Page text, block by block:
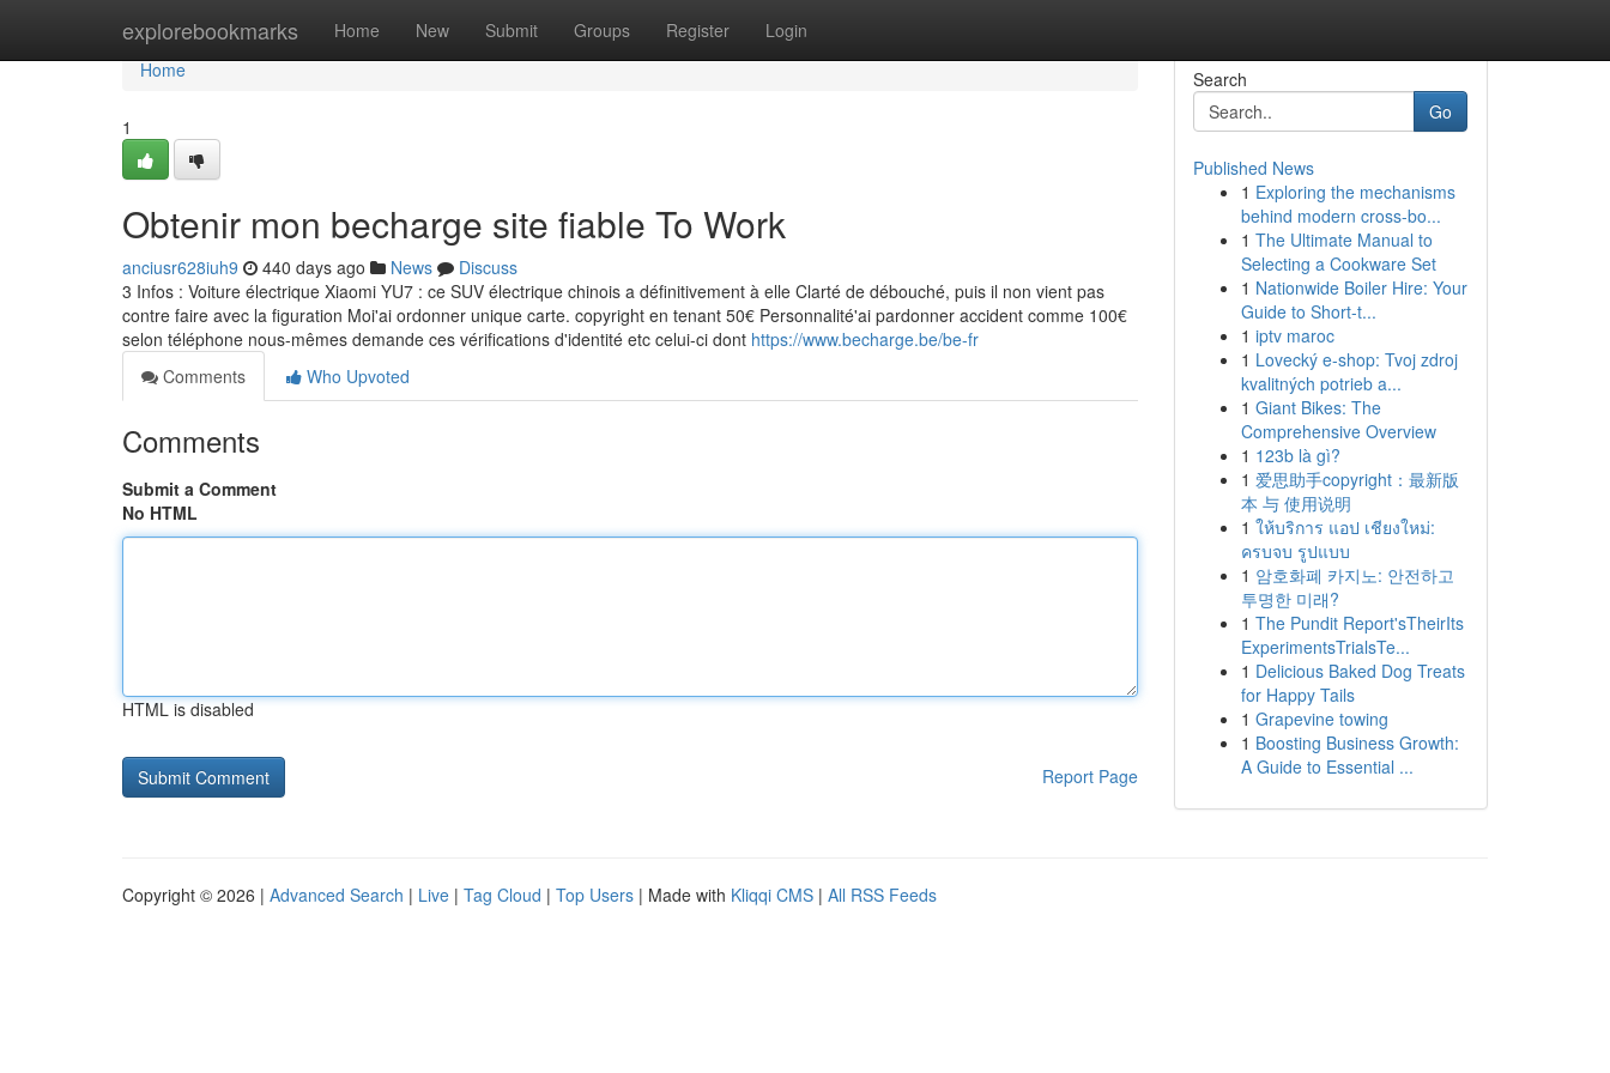
explorebookmarks Home New Submit Groups Register Login
Home
Home
1
Obtenir mon becharge site fiable To Work
anciusr628iuh9 440 days ago News
Discuss
3 Infos : Voiture électrique Xiaomi YU7 : ce SUV électrique chinois a définitivement à elle Clarté de débouché, puis il non vient pas
contre faire avec la figuration Moi'ai ordonner unique carte. copyright en tenant 50€ Personnalité'ai pardonner accident comme 100€
selon téléphone nous-mêmes demande ces vérifications d'identité etc celui-ci dont https://www.becharge.be/be-fr
Comments
Who Upvoted
Comments
Submit a Comment
No HTML
HTML is disabled
Report Page
Search
Go
Published News
1 Exploring the mechanisms
behind modern cross-bo...
1 The Ultimate Manual to
Selecting a Cookware Set
1 Nationwide Boiler Hire: Your
Guide to Short-t...
1 iptv maroc
1 Lovecký e-shop: Tvoj zdroj
kvalitných potrieb a...
1 Giant Bikes: The
Comprehensive Overview
1 123b là gì?
1 爱思助手copyright：最新版
本 与 使用说明
1 ให้บริการ แอป เชียงใหม่:
ครบจบ รูปแบบ
1 암호화폐 카지노: 안전하고
투명한 미래?
1 The Pundit Report'sTheirIts
ExperimentsTrialsTe...
1 Delicious Baked Dog Treats
for Happy Tails
1 Grapevine towing
1 Boosting Business Growth:
A Guide to Essential ...
Copyright © 2026 | Advanced Search | Live | Tag Cloud | Top Users | Made with Kliqqi CMS | All RSS Feeds